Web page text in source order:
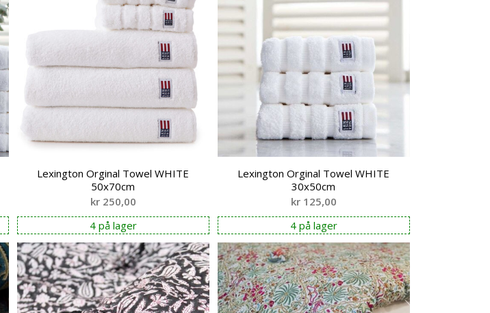
Lexington Orginal Towel WHITE
50x70cm
kr250,00
4 på lager
Lexington Orginal Towel WHITE
30x50cm
kr125,00
4 på lager